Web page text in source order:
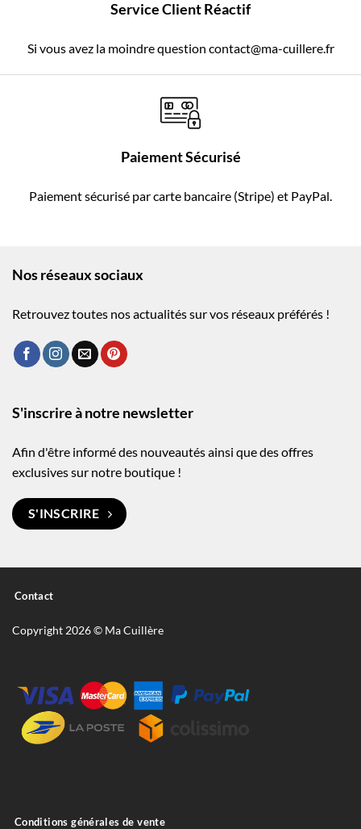
Service Client Réactif
Si vous avez la moindre question contact@ma-cuillere.fr
Paiement Sécurisé
Paiement sécurisé par carte bancaire (Stripe) et PayPal.
Nos réseaux sociaux
Retrouvez toutes nos actualités sur vos réseaux préférés !
S'inscrire à notre newsletter
Afin d'être informé des nouveautés ainsi que des offres
exclusives sur notre boutique !
S'INSCRIRE
Contact
Copyright 2026 © Ma Cuillère
Conditions générales de vente